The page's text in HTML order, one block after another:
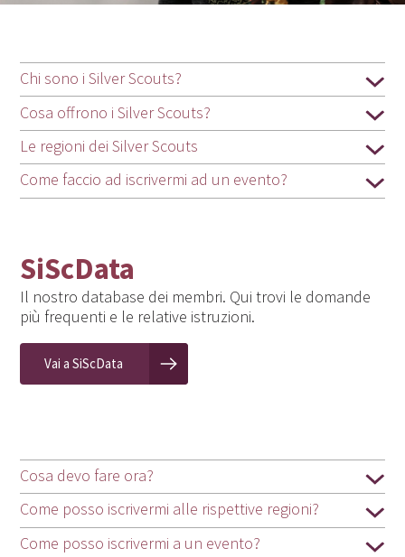
Chi sono i Silver Scouts?
Cosa offrono i Silver Scouts?
Le regioni dei Silver Scouts
Come faccio ad iscrivermi ad un evento?
SiScData
Il nostro database dei membri. Qui trovi le domande
più frequenti e le relative istruzioni.
Vai a SiScData
Cosa devo fare ora?
Come posso iscrivermi alle rispettive regioni?
Come posso iscrivermi a un evento?